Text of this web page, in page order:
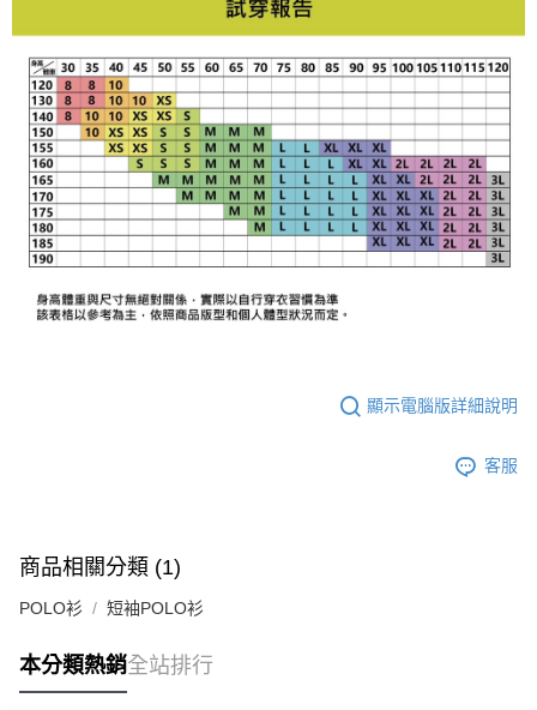
顯示電腦版詳細說明
客服
商品相關分類 (1)
POLO衫 短袖POLO衫
本分類熱銷全站排行